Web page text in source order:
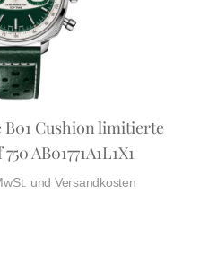
Cushion limitierte
AB01771A1L1X1
und Versandkosten